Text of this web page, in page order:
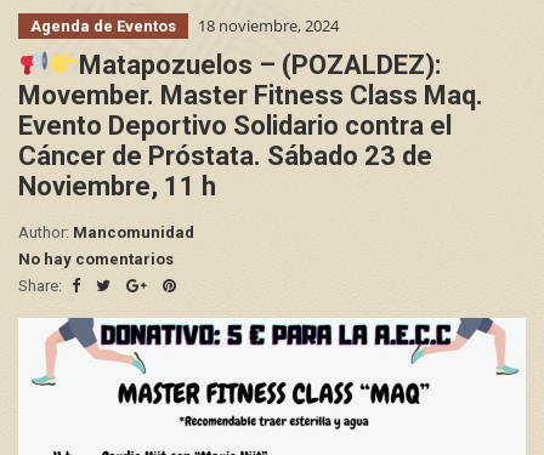
Agenda de Eventos 18 noviembre, 2024
Matapozuelos – (POZALDEZ):
Movember. Master Fitness Class Maq.
Evento Deportivo Solidario contra el
Cáncer de Próstata. Sábado 23 de
Noviembre, 11 h
Author: Mancomunidad
No hay comentarios
Share: